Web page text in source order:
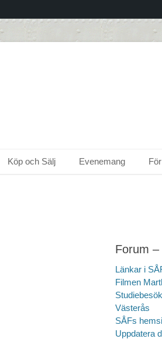
Köp och Sälj Evenemang
Forum
Länkar i
Filmen
Västerås
SÅFs
Uppdatera